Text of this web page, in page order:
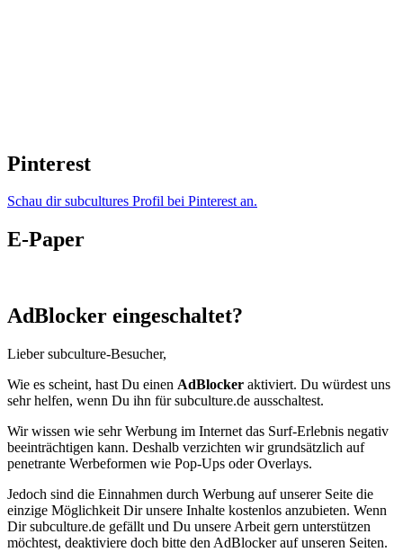
Pinterest
Schau dir subcultures Profil bei Pinterest an.
E-Paper
AdBlocker eingeschaltet?
Lieber subculture-Besucher,
Wie es scheint, hast Du einen AdBlocker aktiviert. Du würdest uns
sehr helfen, wenn Du ihn für subculture.de ausschaltest.
Wir wissen wie sehr Werbung im Internet das Surf-Erlebnis negativ
beeinträchtigen kann. Deshalb verzichten wir grundsätzlich auf
penetrante Werbeformen wie Pop-Ups oder Overlays.
Jedoch sind die Einnahmen durch Werbung auf unserer Seite die
einzige Möglichkeit Dir unsere Inhalte kostenlos anzubieten. Wenn
Dir subculture.de gefällt und Du unsere Arbeit gern unterstützen
möchtest, deaktiviere doch bitte den AdBlocker auf unseren Seiten.